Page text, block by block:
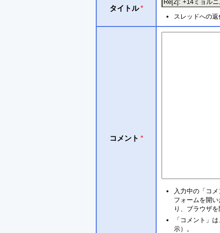
タイトル *
スレッドへの
コメント *
入力中の「コ
フォームを開
り、ブラウザ
「コメント」
示）。